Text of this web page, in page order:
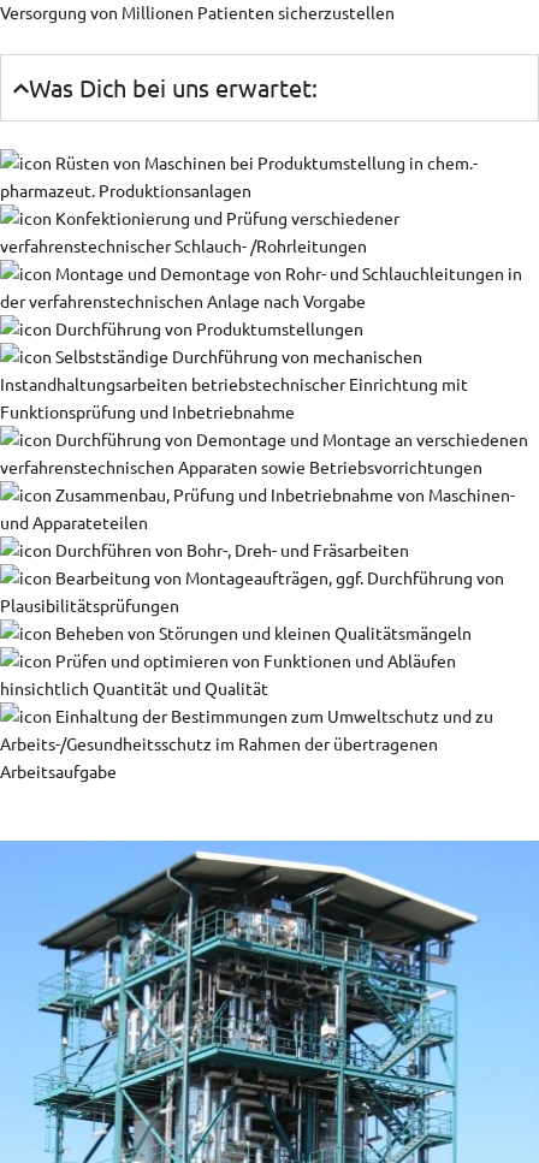
Versorgung von Millionen Patienten sicherzustellen
Was Dich bei uns erwartet:
Rüsten von Maschinen bei Produktumstellung in chem.-
pharmazeut. Produktionsanlagen
Konfektionierung und Prüfung verschiedener
verfahrenstechnischer Schlauch- /Rohrleitungen
Montage und Demontage von Rohr- und Schlauchleitungen in
der verfahrenstechnischen Anlage nach Vorgabe
Durchführung von Produktumstellungen
Selbstständige Durchführung von mechanischen
Instandhaltungsarbeiten betriebstechnischer Einrichtung mit
Funktionsprüfung und Inbetriebnahme
Durchführung von Demontage und Montage an verschiedenen
verfahrenstechnischen Apparaten sowie Betriebsvorrichtungen
Zusammenbau, Prüfung und Inbetriebnahme von Maschinen-
und Apparateteilen
Durchführen von Bohr-, Dreh- und Fräsarbeiten
Bearbeitung von Montageaufträgen, ggf. Durchführung von
Plausibilitätsprüfungen
Beheben von Störungen und kleinen Qualitätsmängeln
Prüfen und optimieren von Funktionen und Abläufen
hinsichtlich Quantität und Qualität
Einhaltung der Bestimmungen zum Umweltschutz und zu
Arbeits-/Gesundheitsschutz im Rahmen der übertragenen
Arbeitsaufgabe